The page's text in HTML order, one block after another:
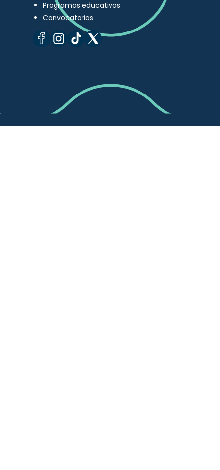
Programas educativos
Convocatorias